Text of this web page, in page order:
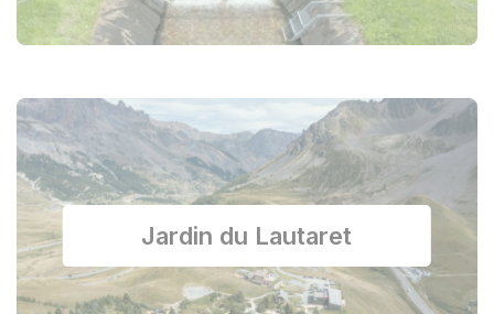
Jardin du Lautaret